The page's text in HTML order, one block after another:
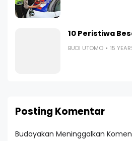
10 Peristiwa
BUDI UTOMO 15
Posting Komentar
Budayakan Meninggalkan